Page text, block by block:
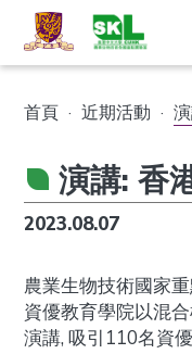
首頁 · 近期活動 ·
演講: 香
2023.08.07
農業生物技術國家
資優教育學院以混
演講, 吸引110名資優